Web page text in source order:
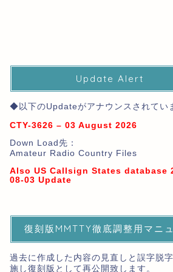
Update Alert
◆以下のUpdateがアナウンスされてい
CTY-3626 – 03 August 2026
Down Load先：
Amateur Radio Country Files
Also US Callsign States database
08-03 Update
復刻版MMTTY徹底調整用マニ
過去に作成した内容の見直しと誤字脱
施し復刻版として再公開致します。